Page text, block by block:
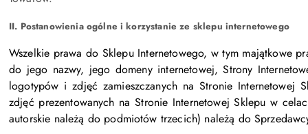
II. Postanowienia ogólne i korzystanie ze sklepu internetowego
Wszelkie prawa do Sklepu Internetowego, w tym majątkowe
do jego nazwy, jego domeny internetowej, Strony
logotypów i zdjęć zamieszczanych na Stronie Internetowej
zdjęć prezentowanych na Stronie Internetowej Sklepu w
autorskie należą do podmiotów trzecich) należą do